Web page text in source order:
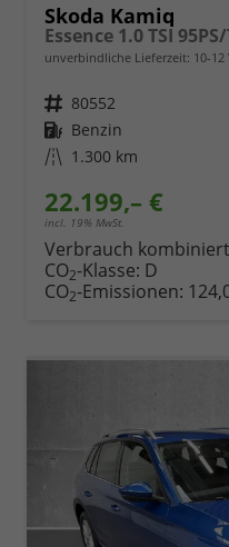
Skoda Kamiq
Essence 1.0 TSI
unverbindliche Lieferzeit: 10-12
Fahrzeugnr. 80552
Kraftstoff Benzin
Kilometerstand 1.300 km
22.199,– €
incl. 19% MwSt.
Verbrauch
CO2-Klasse: D
CO2-Emissionen: